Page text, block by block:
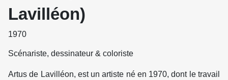
Lavilléon)
1970
Scénariste, dessinateur & coloriste
Artus de Lavilléon, est un artiste né en 1970, dont le travail